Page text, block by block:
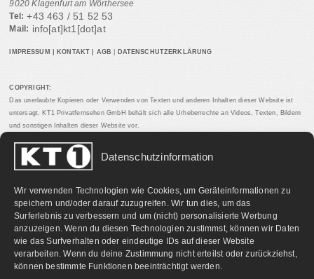
Datenschutzinformation
Wir verwenden Technologien wie Cookies, um Geräteinformationen zu
speichern und/oder darauf zuzugreifen. Wir tun dies, um das
Surferlebnis zu verbessern und um (nicht) personalisierte Werbung
anzuzeigen. Wenn du diesen Technologien zustimmst, können wir Daten
wie das Surfverhalten oder eindeutige IDs auf dieser Website
verarbeiten. Wenn du deine Zustimmung nicht erteilst oder zurückziehst,
können bestimmte Funktionen beeinträchtigt werden.
9020 Klagenfurt am Wörthersee
Tel: +43 463 / 51 52 53
Mail: info[at]kt1[dot]at
IMPRESSUM KONTAKT AGB DATENSCHUTZERKLÄRUNG
COPYRIGHT:
Das unerlaubte Kopieren oder Verwenden von Texten und anderen Inhalten dieser Website ist
untersagt. KT1 Privatfernsehen GmbH behält sich alle Urheberrechte an Videos, Texten, Bildern
und sonstigen Inhalten dieser Website vor.
PARTNERLINKS: